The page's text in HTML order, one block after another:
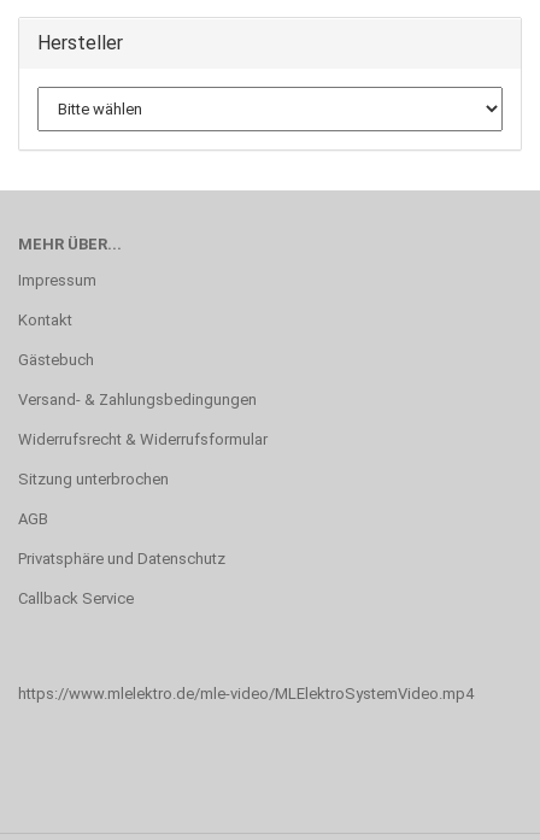
Hersteller
MEHR ÜBER...
Impressum
Kontakt
Gästebuch
Versand- & Zahlungsbedingungen
Widerrufsrecht & Widerrufsformular
Sitzung unterbrochen
AGB
Privatsphäre und Datenschutz
Callback Service
https://www.mlelektro.de/mle-video/MLElektroSystemVideo.mp4